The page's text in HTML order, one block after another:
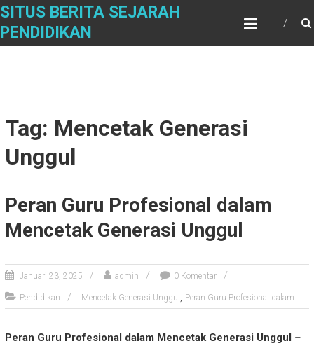
Skip
content
SITUS BERITA SEJARAH
PENDIDIKAN
Tag: Mencetak Generasi
Unggul
Peran Guru Profesional dalam
Mencetak Generasi Unggul
Januari 23, 2025 admin 0 Komentar
Pendidikan Mencetak Generasi Unggul , Peran Guru Profesional dalam
Peran Guru Profesional dalam Mencetak Generasi Unggul –